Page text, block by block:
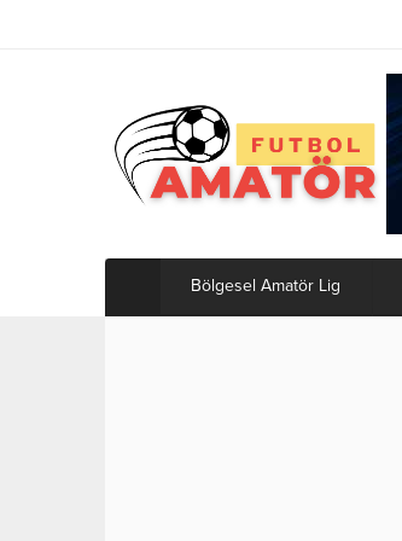
Bölgesel Amatör Lig